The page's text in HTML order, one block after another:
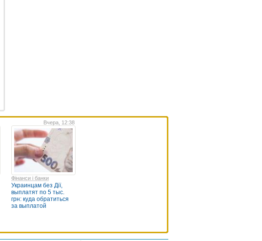
Вчера, 12:38
Фінанси і банки
Украинцам без Дії,
выплатят по 5 тыс.
грн: куда обратиться
за выплатой